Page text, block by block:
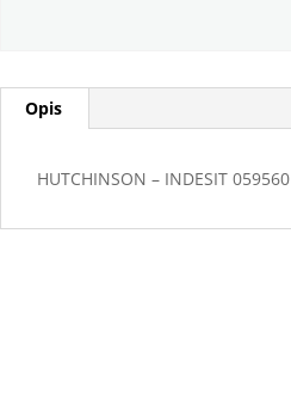
Opis
HUTCHINSON – INDESIT 059560